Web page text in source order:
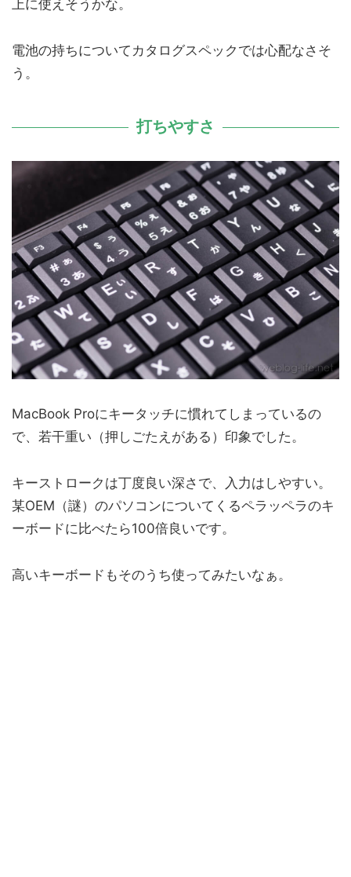
上に使えそうかな。
電池の持ちについてカタログスペックでは心配なさそ
う。
打ちやすさ
MacBook Proにキータッチに慣れてしまっているの
で、若干重い（押しごたえがある）印象でした。
キーストロークは丁度良い深さで、入力はしやすい。
某OEM（謎）のパソコンについてくるペラッペラのキ
ーボードに比べたら100倍良いです。
高いキーボードもそのうち使ってみたいなぁ。